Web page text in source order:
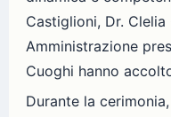
Castiglioni, Dr.
Amministrazione
Cuoghi hanno
Durante la